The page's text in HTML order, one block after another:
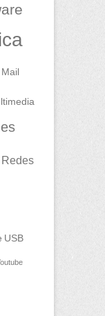
Mail
Redes
USB